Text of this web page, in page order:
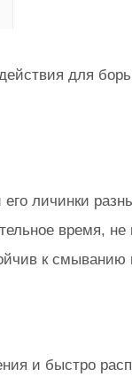
для
личинки
время,
к смыванию
и быстро